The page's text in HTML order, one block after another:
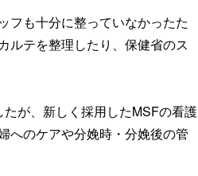
フも十分に整っていなかったた
ルテを整理したり、保健省のス
が、新しく採用したMSFの看護
へのケアや分娩時・分娩後の管